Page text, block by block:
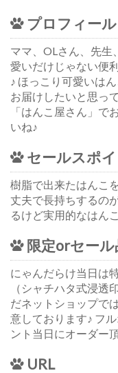
プロフィール
ママ、OLさん、先生
愛いだけじゃない便
♪ ほっこり可愛いは
お届けしたいと思っ
「はんこ屋さん」で
いね♪
セールスポイ
樹脂で出来たはんこ
丈夫で長持ちするの
るけど実用的なはん
限定orセー
にゃんだらけ当日は
（シャチハタ式浸透
だネットショップで
意しております♪ フ
ント当日にオーダー
URL